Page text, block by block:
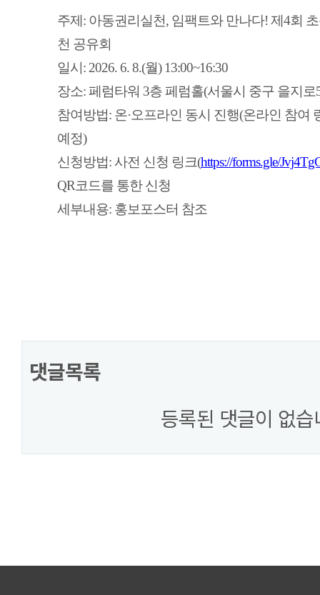
주제: 아동권리실천, 임팩트와 만나다! 제4회
천 공유회
일시: 2026. 6. 8.(월) 13:00~16:30
장소: 페럼타워 3층 페럼홀(서울시 중구 을지로
참여방법: 온·오프라인 동시 진행(온라인 참여
예정)
신청방법: 사전 신청 링크(https://forms.gle/
QR코드를 통한 신청
세부내용: 홍보포스터 참조
댓글목록
등록된 댓글이 없습